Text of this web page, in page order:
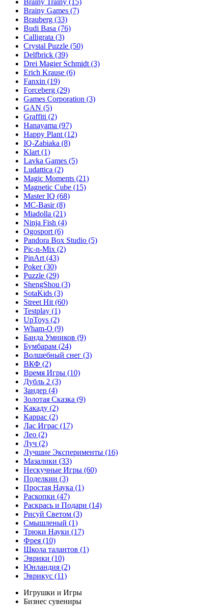
Brainy Trainy (15)
Brainy Games (7)
Brauberg (33)
Budi Basa (76)
Calligrata (3)
Crystal Puzzle (50)
Delfbrick (39)
Drei Magier Schmidt (3)
Erich Krause (6)
Fanxin (19)
Forceberg (29)
Games Corporation (3)
GAN (5)
Graffiti (2)
Hanayama (97)
Happy Plant (12)
IQ-Zabiaka (8)
Klart (1)
Lavka Games (5)
Ludattica (2)
Magic Moments (21)
Magnetic Cube (15)
Master IQ (68)
MC-Basir(8)
Miadolla (21)
Ninja Fish (4)
Ogosport (6)
Pandora Box Studio (5)
Pic-n-Mix (2)
PinArt (43)
Poker(30)
Puzzle (29)
ShengShou (3)
SotaKids (3)
Street Hit (60)
Testplay (1)
UpToys (2)
Wham-O (9)
Банда Умников (9)
Бумбарам (24)
Волшебный снег (3)
ВКФ (2)
Время Игры (10)
Дубль 2 (3)
Зандер (4)
Золотая Сказка (9)
Какаду (2)
Каррас (2)
Лас Играс (17)
Лео (2)
Луч (2)
Лучшие Эксперименты (16)
Мазалики (33)
Нескучные Игры (60)
Поделкин (3)
Простая Наука (1)
Раскопки (47)
Раскрась и Подари (14)
Рисуй Светом (3)
Смышленый (1)
Трюки Науки (17)
Фрея (10)
Школа талантов (1)
Эврики (10)
Юнландия (2)
Эврикус (11)
Игрушки и Игры
Бизнес сувениры